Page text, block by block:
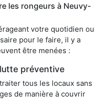
les rongeurs à Neuvy-
votre quotidien ou
pour le faire, il y a
être menées :
préventive
tous les locaux sans
de manière à couvrir